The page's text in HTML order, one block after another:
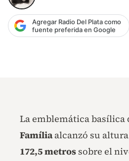
Agregar Radio Del Plata como
fuente preferida en Google
La emblemática basílica
Famíliaalcanzó su
172,5 metros sobre el